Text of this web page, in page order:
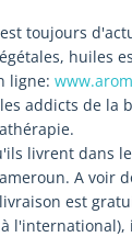
toujours
huiles
ligne:
addicts de la
livrent dans
A voir
est